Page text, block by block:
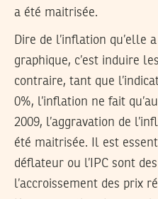
a été maitrisée.
Dire de l’inflation qu’elle
graphique, c’est induire
contraire, tant que
0%, l’inflation ne fait
2009, l’aggravation de
été maitrisée. Il est
déflateur ou l’IPC sont
l’accroissement des prix